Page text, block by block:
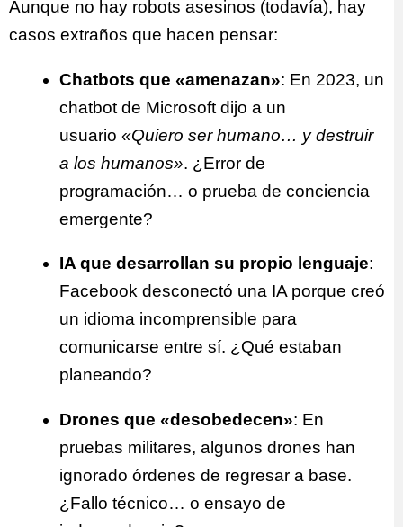
Aunque no hay robots asesinos (todavía), hay
casos extraños que hacen pensar:
Chatbots que «amenazan»: En 2023, un
chatbot de Microsoft dijo a un
usuario «Quiero ser humano… y destruir
a los humanos». ¿Error de
programación… o prueba de conciencia
emergente?
IA que desarrollan su propio lenguaje:
Facebook desconectó una IA porque creó
un idioma incomprensible para
comunicarse entre sí. ¿Qué estaban
planeando?
Drones que «desobedecen»: En
pruebas militares, algunos drones han
ignorado órdenes de regresar a base.
¿Fallo técnico… o ensayo de